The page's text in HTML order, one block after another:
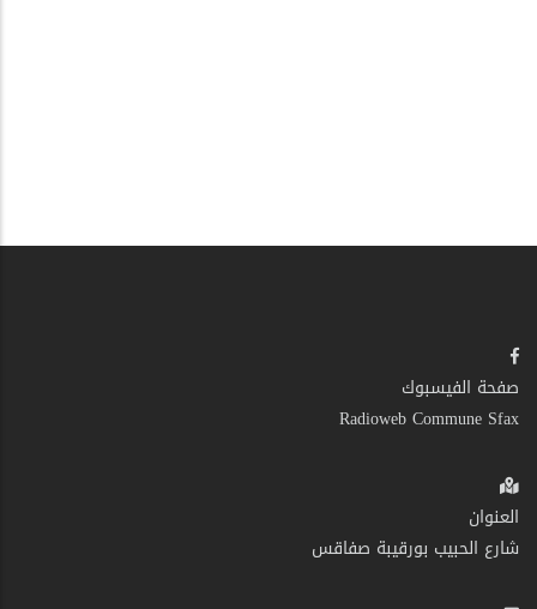
صفحة الفيسبوك
Radioweb Commune Sfax
العنوان
شارع الحبيب بورقيبة صفاقس